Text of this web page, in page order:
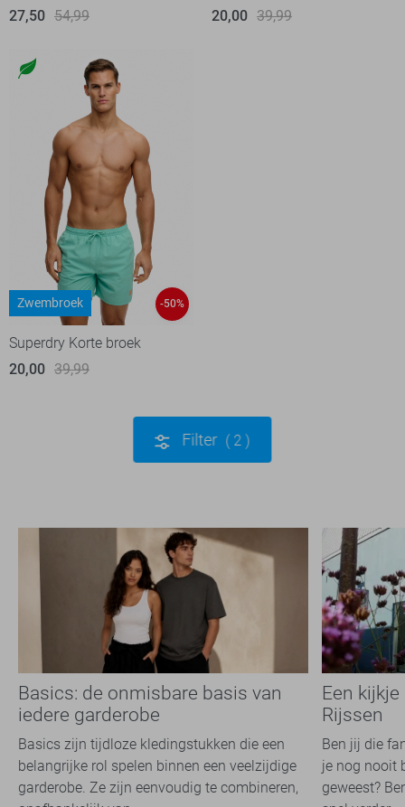
27,50 54,99
20,00 39,99
Zwembroek -50%
Superdry Korte broek
20,00 39,99
Filter 2
Basics: de onmisbare basis van
iedere garderobe
Basics zijn tijdloze kledingstukken die een
belangrijke rol spelen binnen een veelzijdige
garderobe. Ze zijn eenvoudig te combineren,
Een
Rijssen
Ben jij die
je nog nooit
geweest?